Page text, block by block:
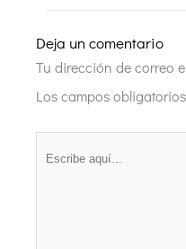
Deja un comentario
Tu dirección de correo
Los campos